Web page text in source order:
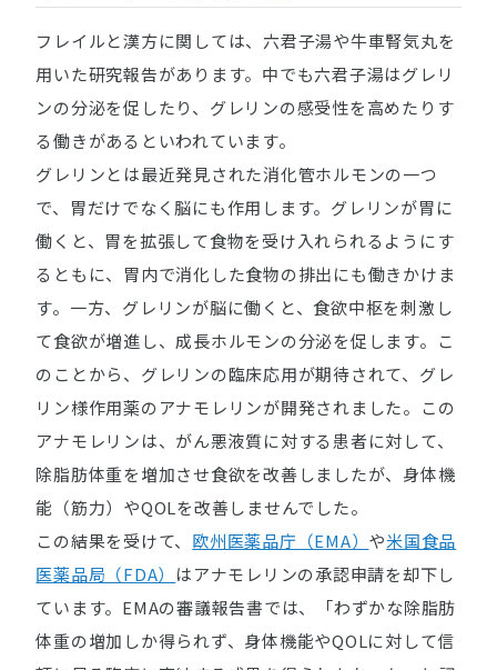
フレイルと漢方に関しては、六君子湯や牛車腎気丸を
用いた研究報告があります。中でも六君子湯はグレリ
ンの分泌を促したり、グレリンの感受性を高めたりす
る働きがあるといわれています。
グレリンとは最近発見された消化管ホルモンの一つ
で、胃だけでなく脳にも作用します。グレリンが胃に
働くと、胃を拡張して食物を受け入れられるようにす
るともに、胃内で消化した食物の排出にも働きかけま
す。一方、グレリンが脳に働くと、食欲中枢を刺激し
て食欲が増進し、成長ホルモンの分泌を促します。こ
のことから、グレリンの臨床応用が期待されて、グレ
リン様作用薬のアナモレリンが開発されました。この
アナモレリンは、がん悪液質に対する患者に対して、
除脂肪体重を増加させ食欲を改善しましたが、身体機
能（筋力）やQOLを改善しませんでした。
この結果を受けて、 欧州医薬品庁（EMA） や米国食品
医薬品局（FDA） はアナモレリンの承認申請を却下し
ています。EMAの審議報告書では、「わずかな除脂肪
体重の増加しか得られず、身体機能やQOLに対して信